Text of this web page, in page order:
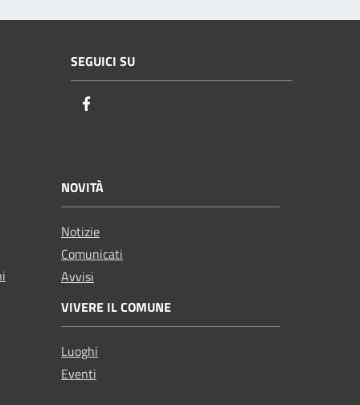
SEGUICI SU
NOVITÀ
Notizie
Comunicati
Avvisi
VIVERE IL COMUNE
Luoghi
Eventi